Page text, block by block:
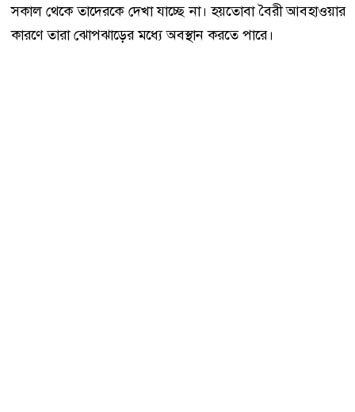
সকাল থেকে তাদেরকে দেখা যাচ্ছে না। হয়তোবা বৈরী আবহাওয়ার
কারণে তারা ঝোপঝাড়ের মধ্যে অবস্থান করতে পারে।